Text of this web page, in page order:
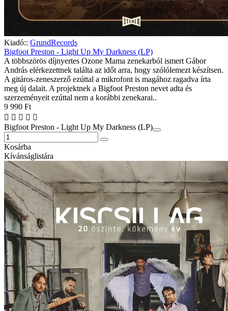
Kiadó:: GrundRecords
Bigfoot Preston - Light Up My Darkness (LP)
A többszörös díjnyertes Ozone Mama zenekarból ismert Gábor
András elérkezettnek találta az időt arra, hogy szólólemezt készítsen.
A gitáros-zeneszerző ezúttal a mikrofont is magához ragadva írta
meg új dalait. A projektnek a Bigfoot Preston nevet adta és
szerzeményeit ezúttal nem a korábbi zenekarai..
9 990 Ft
Bigfoot Preston - Light Up My Darkness (LP)
Kosárba
Kívánságlistára